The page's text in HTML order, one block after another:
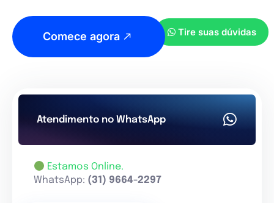
Comece agora Tire suas dúvidas
Atendimento no WhatsApp
Estamos Online.
WhatsApp: (31) 9664-2297